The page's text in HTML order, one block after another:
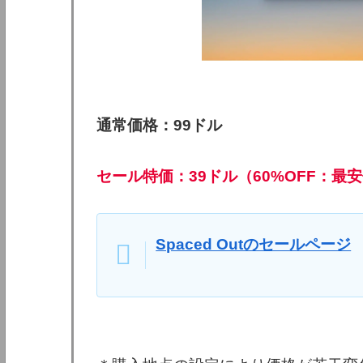
通常価格：99ドル
セール特価：39ドル（60%OFF：最
Spaced Outのセールページ